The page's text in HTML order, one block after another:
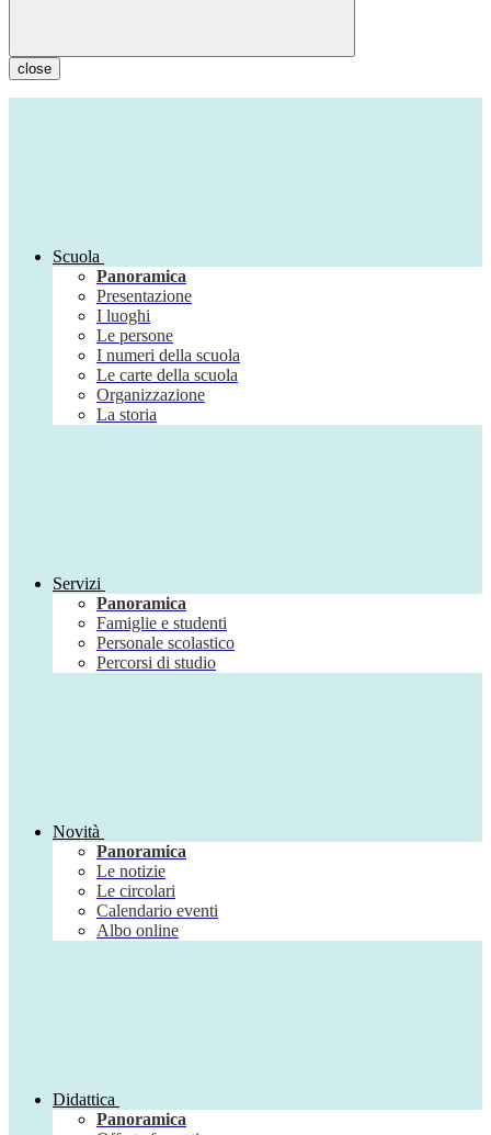
close
Scuola
Panoramica
Presentazione
I luoghi
Le persone
I numeri della scuola
Le carte della scuola
Organizzazione
La storia
Servizi
Panoramica
Famiglie e studenti
Personale scolastico
Percorsi di studio
Novità
Panoramica
Le notizie
Le circolari
Calendario eventi
Albo online
Didattica
Panoramica